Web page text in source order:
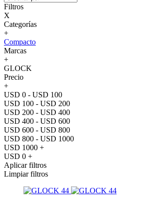
Filtros
X
Categorías
+
Compacto
Marcas
+
GLOCK
Precio
+
USD 0 - USD 100
USD 100 - USD 200
USD 200 - USD 400
USD 400 - USD 600
USD 600 - USD 800
USD 800 - USD 1000
USD 1000 +
USD 0 +
Aplicar filtros
Limpiar filtros